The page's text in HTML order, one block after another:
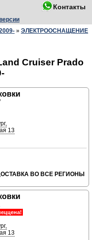
Контакты
» ЭЛЕКТРООСНАЩЕНИЕ
Cruiser Prado
13
ВО ВСЕ РЕГИОНЫ
13